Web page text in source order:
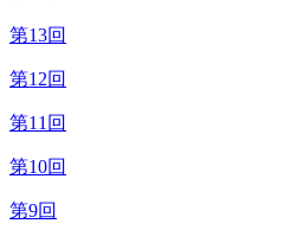
第13回
第12回
第11回
第10回
第9回